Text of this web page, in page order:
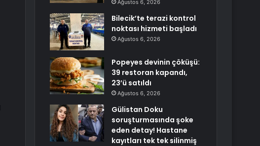
Ağustos 6, 2026
Bilecik’te terazi kontrol
noktası hizmeti başladı
Ağustos 6, 2026
Popeyes devinin çöküşü:
39 restoran kapandı,
23’ü satıldı
Ağustos 6, 2026
Gülistan Doku
soruşturmasında şoke
eden detay! Hastane
kayıtları tek tek silinmiş